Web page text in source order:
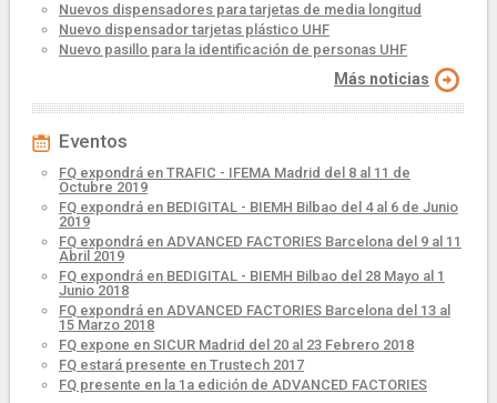
Nuevos dispensadores para tarjetas de media longitud
Nuevo dispensador tarjetas plástico UHF
Nuevo pasillo para la identificación de personas UHF
Más noticias
Eventos
FQ expondrá en TRAFIC - IFEMA Madrid del 8 al 11 de
Octubre 2019
FQ expondrá en BEDIGITAL - BIEMH Bilbao del 4 al 6 de Junio
2019
FQ expondrá en ADVANCED FACTORIES Barcelona del 9 al 11
Abril 2019
FQ expondrá en BEDIGITAL - BIEMH Bilbao del 28 Mayo al 1
Junio 2018
FQ expondrá en ADVANCED FACTORIES Barcelona del 13 al
15 Marzo 2018
FQ expone en SICUR Madrid del 20 al 23 Febrero 2018
FQ estará presente en Trustech 2017
FQ presente en la 1a edición de ADVANCED FACTORIES